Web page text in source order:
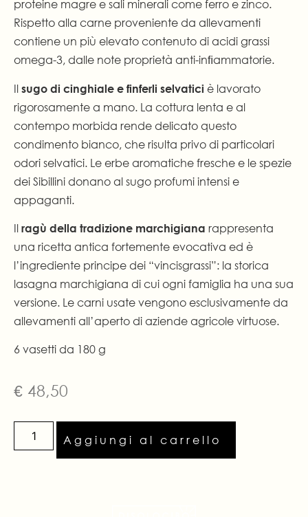
proteine magre e sali minerali come ferro e zinco.
Rispetto alla carne proveniente da allevamenti
contiene un più elevato contenuto di acidi grassi
omega-3, dalle note proprietà anti-inﬁammatorie.
Il sugo di cinghiale e finferli selvatici è lavorato
rigorosamente a mano. La cottura lenta e al
contempo morbida rende delicato questo
condimento bianco, che risulta privo di particolari
odori selvatici. Le erbe aromatiche fresche e le spezie
dei Sibillini donano al sugo profumi intensi e
appaganti.
Il ragù della tradizione marchigiana rappresenta
una ricetta antica fortemente evocativa ed è
l’ingrediente principe dei “vincisgrassi”: la storica
lasagna marchigiana di cui ogni famiglia ha una sua
versione. Le carni usate vengono esclusivamente da
allevamenti all’aperto di aziende agricole virtuose.
6 vasetti da 180 g
€ 48,50
Aggiungi al carrello